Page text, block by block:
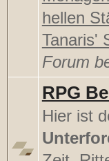
hellen
Tanaris'
Forum
RPG
Hier ist